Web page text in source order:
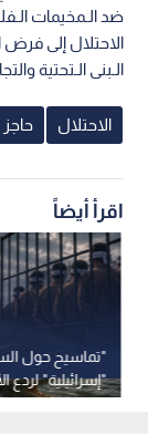
ضد الـمخيمات
الاحتلال إلى فرض
الـبنى الـتحتية
الاحتلال حاجز
اقرأ أيضاً
"تماسيح حول
"إسرائيلية" لردع
وتدخلا قضائيا